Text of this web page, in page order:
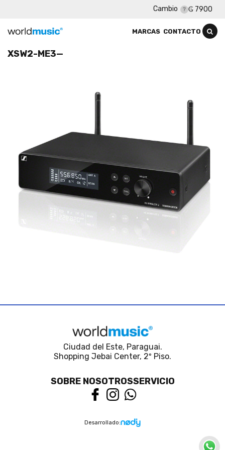
Cambio ₲ 7900
MARCAS CONTACTO
XSW2-ME3—
Ciudad del Este, Paraguai.
Shopping Jebai Center, 2º Piso.
SOBRE NOSOTROSSERVICIO
Desarrollado: